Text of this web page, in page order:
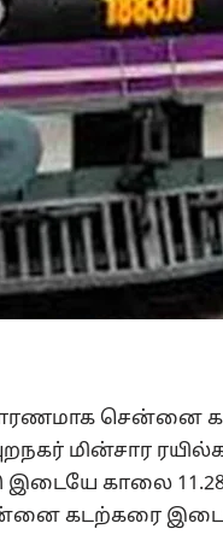
காரணமாக
மின்சார
காலை 11.28,
கடற்கரை